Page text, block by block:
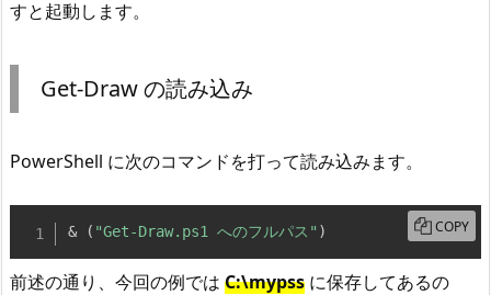
すと起動します。
Get-Draw の読み込み
PowerShell に次のコマンドを打って読み込みます。
& ( "Get-Draw.ps1 へのフルパス" ) COPY
前述の通り、今回の例では C:\mypss に保存してあるの